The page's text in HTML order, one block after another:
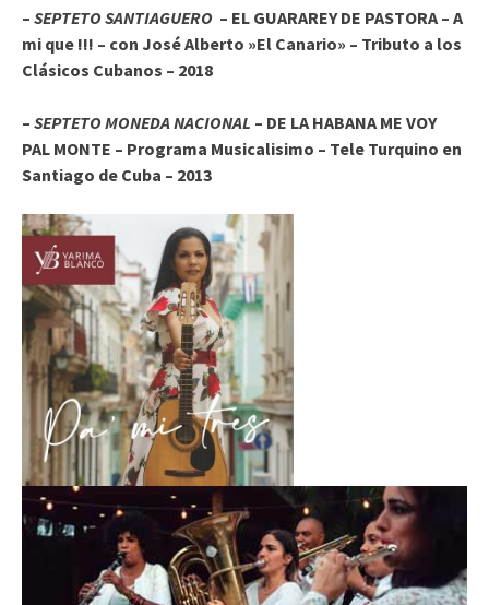
– SEPTETO SANTIAGUERO – EL GUARAREY DE PASTORA – A
mi que !!! – con José Alberto »El Canario» – Tributo a los
Clásicos Cubanos – 2018
– SEPTETO MONEDA NACIONAL – DE LA HABANA ME VOY
PAL MONTE – Programa Musicalisimo – Tele Turquino en
Santiago de Cuba – 2013